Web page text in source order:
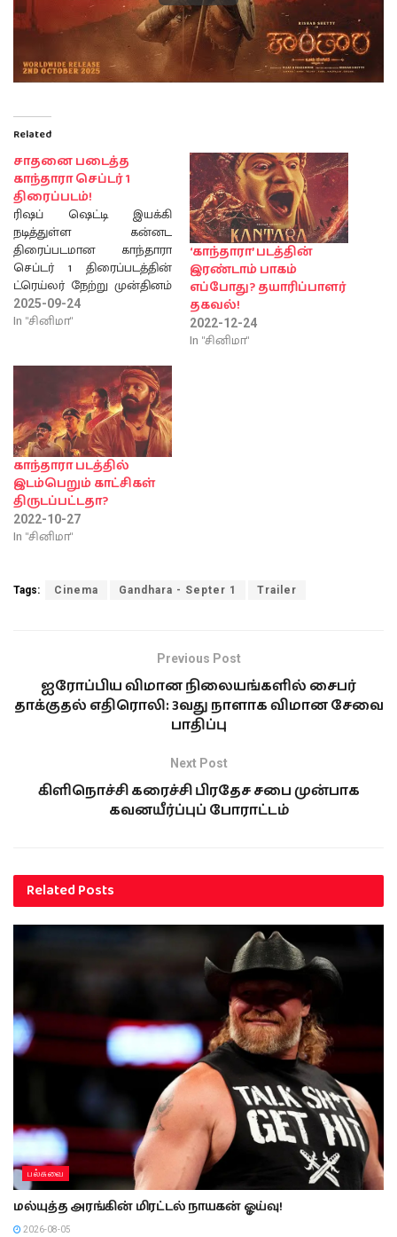
Related
சாதனை படைத்த
காந்தாரா செப்டர் 1
திரைப்படம்!
ரிஷப் ஷெட்டி இயக்கி
நடித்துள்ள கன்னட
திரைப்படமான காந்தாரா
செப்டர் 1 திரைப்படத்தின்
ட்ரெய்லர் நேற்று முன்தினம்
வெளியானது.
இந்நிலையில் காந்தாரா
மில்லியனுக்கும் அதிகமான
டிஜிட்டல் பார்வைகளைக்
கடந்து ரசிகர்களின் பாரிய
வரவேற்பைப் பெற்றுள்ளது.
அதன்படி, இப் படத்தின்
ட்ரெய்லர் இன்ஸ்டாகிராமில்
புதிய சாதனை
படைத்துள்ளது. அதாவது, 24
மணித்தியாலத்தில் இந்திய
அளவில் இன்ஸ்டாகிராமில்
எனும்…
2025-09-24
In "சினிமா"
‘காந்தாரா’ படத்தின்
இரண்டாம் பாகம்
எப்போது? தயாரிப்பாளர்
தகவல்!
2022-12-24
In "சினிமா"
காந்தாரா படத்தில்
இடம்பெறும் காட்சிகள்
திருடப்பட்டதா?
2022-10-27
In "சினிமா"
Tags: Cinema Gandhara - Septer 1 Trailer
Previous Post
ஐரோப்பிய விமான நிலையங்களில் சைபர்
தாக்குதல் எதிரொலி: 3வது நாளாக விமான சேவை
பாதிப்பு
Next Post
கிளிநொச்சி கரைச்சி பிரதேச சபை முன்பாக
கவனயீர்ப்புப் போராட்டம்
RelatedPosts
பல்சுவை
மல்யுத்த அரங்கின் மிரட்டல் நாயகன் ஓய்வு!
2026-08-05